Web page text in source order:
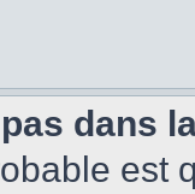
dans
est